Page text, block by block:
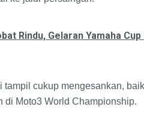
Rindu, Gelaran Yamaha
tampil cukup mengesankan,
di Moto3 World Championship.